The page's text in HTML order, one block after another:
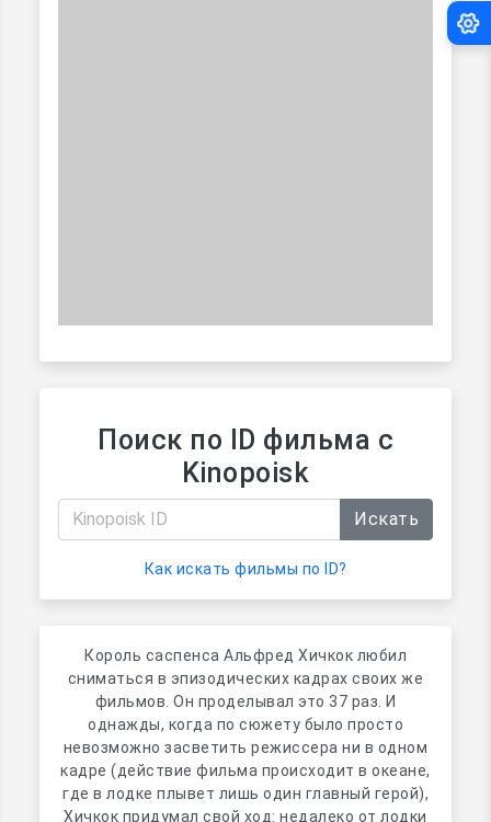
Поиск по ID фильма с
Kinopoisk
Искать
Как искать фильмы по ID?
Король саспенса Альфред Хичкок любил
сниматься в эпизодических кадрах своих же
фильмов. Он проделывал это 37 раз. И
однажды, когда по сюжету было просто
невозможно засветить режиссера ни в одном
кадре (действие фильма происходит в океане,
где в лодке плывет лишь один главный герой),
Хичкок придумал свой ход: недалеко от лодки